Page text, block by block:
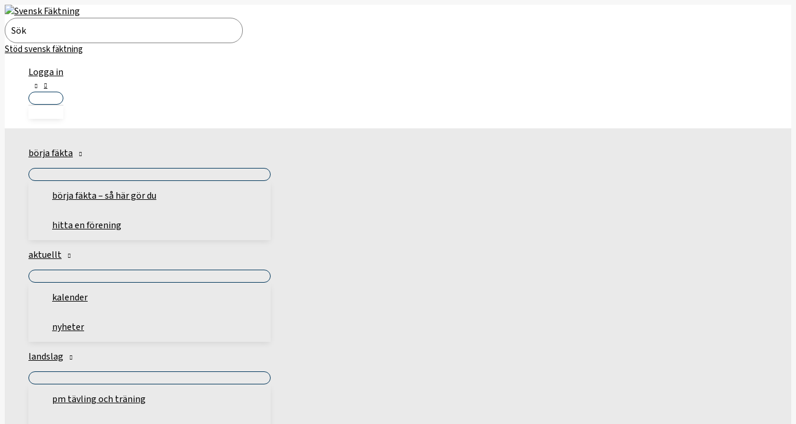
Hoppa
till
innehåll
Search
for:
Stöd svensk fäktning
Logga in
börja fäkta
börja fäkta – så här gör du
hitta en förening
aktuellt
kalender
nyheter
landslag
pm tävling och träning